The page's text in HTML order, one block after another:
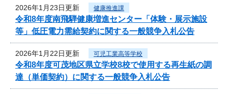
2026年1月23日更新 健康推進課
令和8年度南飛騨健康増進センター「体験・展示施設
等」低圧電力需給契約に関する一般競争入札公告
2026年1月22日更新 可児工業高等学校
令和8年度可茂地区県立学校8校で使用する再生紙の調
達（単価契約）に関する一般競争入札公告